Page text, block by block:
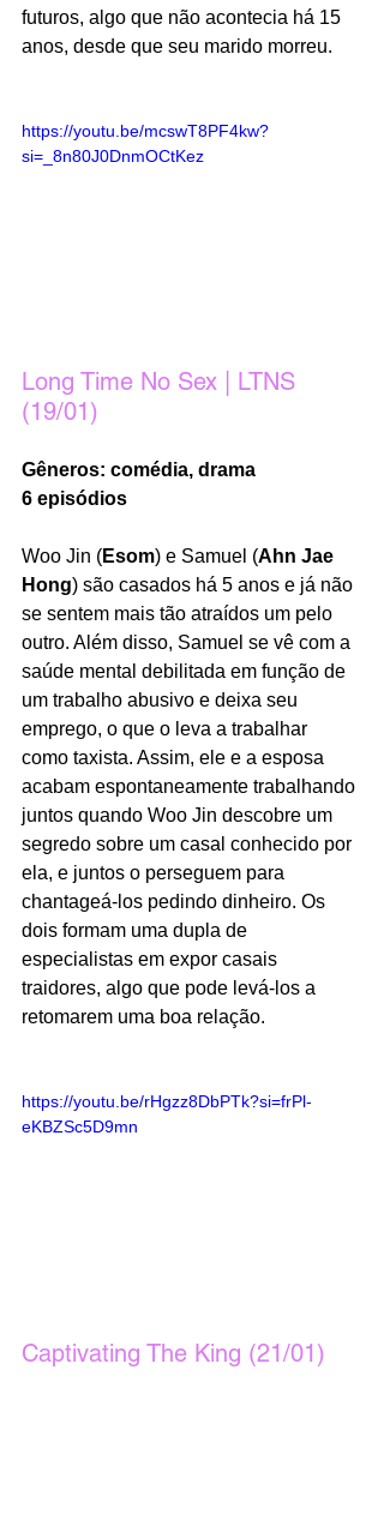
futuros, algo que não acontecia há 15
anos, desde que seu marido morreu.
https://youtu.be/mcswT8PF4kw?
si=_8n80J0DnmOCtKez
Long Time No Sex | LTNS
(19/01)
Gêneros: comédia, drama
6 episódios
Woo Jin (Esom) e Samuel (Ahn Jae
Hong) são casados há 5 anos e já não
se sentem mais tão atraídos um pelo
outro. Além disso, Samuel se vê com a
saúde mental debilitada em função de
um trabalho abusivo e deixa seu
emprego, o que o leva a trabalhar
como taxista. Assim, ele e a esposa
acabam espontaneamente trabalhando
juntos quando Woo Jin descobre um
segredo sobre um casal conhecido por
ela, e juntos o perseguem para
chantageá-los pedindo dinheiro. Os
dois formam uma dupla de
especialistas em expor casais
traidores, algo que pode levá-los a
retomarem uma boa relação.
https://youtu.be/rHgzz8DbPTk?si=frPl-
eKBZSc5D9mn
Captivating The King (21/01)